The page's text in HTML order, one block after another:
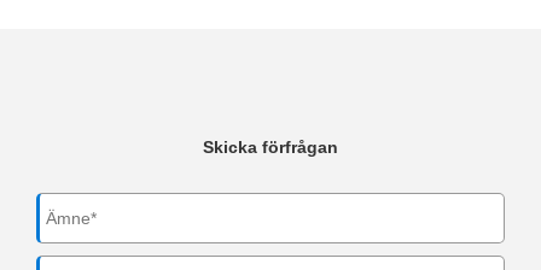
Skicka förfrågan